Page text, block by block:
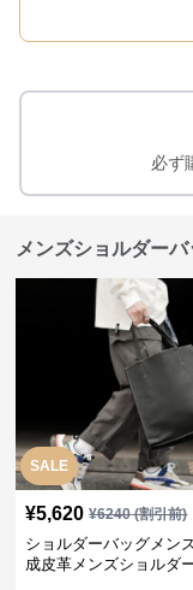
必ず
メンズショルダー
SALE
¥5,620 ¥6240(割引前)
ショルダーバッグメン
成皮革メンズショルダ